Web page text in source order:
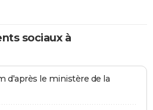
sociaux à
d'après le ministère de la